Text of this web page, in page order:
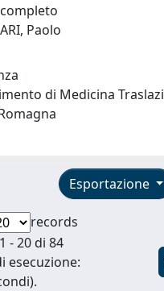
Paolo
di Medicina
Esportazione
records
- 20 di 84
esecuzione: